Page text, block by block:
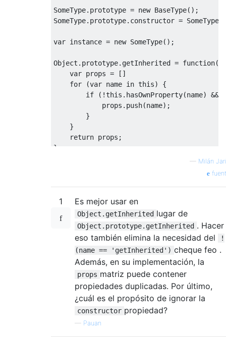
SomeType. prototype = new BaseType();
SomeType. prototype. constructor = SomeType
var instance = new SomeType();
Object . prototype. getInherited = function
var props =
[]
for
(var name in this)
{
if
(!this . hasOwnProperty(name) &&
            props
. push(name);
}
}
return props ;
};
));
— Milán
1 Es mejor usar en
Object.getInherited lugar de
Object.prototype.getInherited . Hacer
eso también elimina la necesidad del
!
(name == 'getInherited') cheque feo .
Además, en su implementación, la
props matriz puede contener
propiedades duplicadas. Por último,
¿cuál es el propósito de ignorar la
constructor propiedad?
— Pauan